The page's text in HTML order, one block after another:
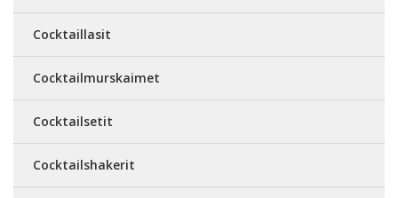
Cocktaillasit
Cocktailmurskaimet
Cocktailsetit
Cocktailshakerit